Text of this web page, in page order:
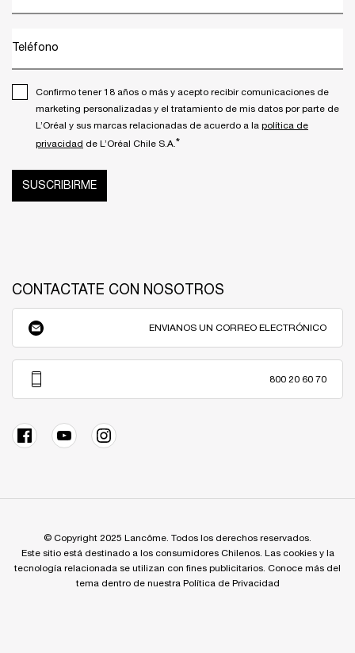
Teléfono
Confirmo tener 18 años o más y acepto recibir comunicaciones de
marketing personalizadas y el tratamiento de mis datos por parte de
L’Oréal y sus marcas relacionadas de acuerdo a la política de
privacidad de L’Oréal Chile S.A. *
SUSCRIBIRME
CONTACTATE CON NOSOTROS
ENVIANOS UN CORREO ELECTRÓNICO
800 20 60 70
© Copyright 2025 Lancôme. Todos los derechos reservados.
Este sitio está destinado a los consumidores Chilenos. Las cookies y la
tecnología relacionada se utilizan con fines publicitarios. Conoce más del
tema dentro de nuestra Política de Privacidad